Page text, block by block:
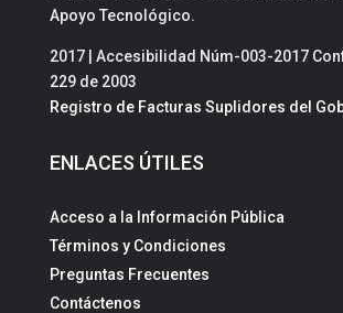
Apoyo Tecnológico.
2017 | Accesibilidad Núm-003-2017
229 de 2003
Registro de Facturas Suplidores del
ENLACES ÚTILES
Acceso a la Información Pública
Términos y Condiciones
Preguntas Frecuentes
Contáctenos